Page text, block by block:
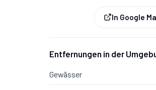
In Google
Entfernungen in der
Gewässer